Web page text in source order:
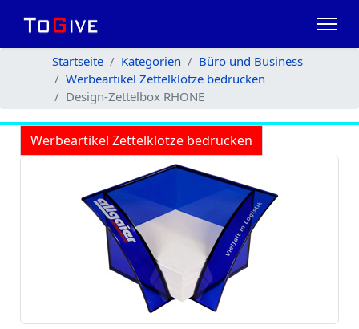
Startseite Kategorien
Büro und Business
Werbeartikel Zettelklötze bedrucken
Design-Zettelbox RHONE
Werbeartikel Zettelklötze bedrucken